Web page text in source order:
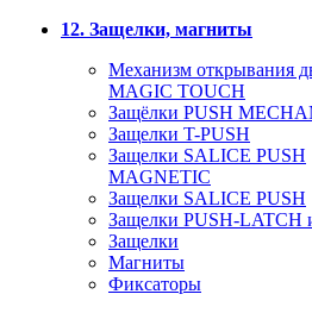
12. Защелки, магниты
Механизм открывания
MAGIC TOUCH
Защёлки PUSH
Защелки T-PUSH
Защелки SALICE PUSH
MAGNETIC
Защелки SALICE PUSH
Защелки PUSH-LATCH
Защелки
Магниты
Фиксаторы